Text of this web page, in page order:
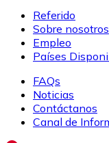
ComprarUniswap
UNI
Referido
Sobre nosotros
Empleo
Países
FAQs
Noticias
Contáctanos
Canal de